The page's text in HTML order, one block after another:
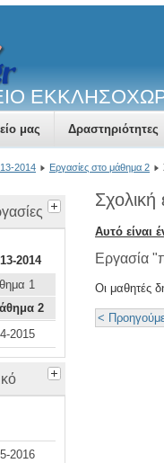
μας Δραστηριότητες
2014 Εργασίες στο μάθημα 2
2014
1
2
2015
2016
Αυτό είναι
Εργασία
Οι μαθητές
<